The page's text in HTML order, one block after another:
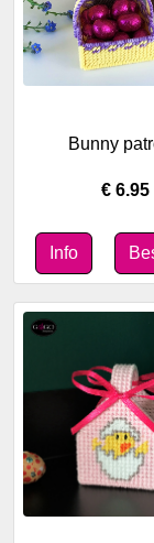
Bunny
€ 6.95